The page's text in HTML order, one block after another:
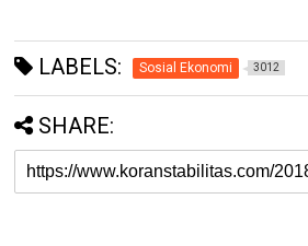
LABELS: Sosial Ekonomi 3012
SHARE: